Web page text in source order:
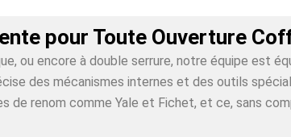
pour Toute Ouverture
ou encore à double serrure, notre équipe est
des mécanismes internes et des outils
de renom comme Yale et Fichet, et ce, sans